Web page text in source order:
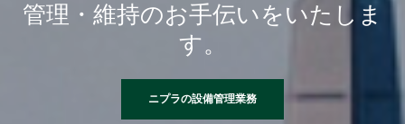
管理・維持のお手伝いをいたしま
す。
ニプラの設備管理業務